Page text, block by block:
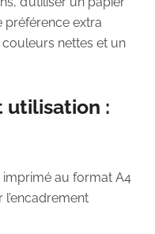
préférence extra
couleurs nettes et un
utilisation :
imprimé au format A4
l’encadrement